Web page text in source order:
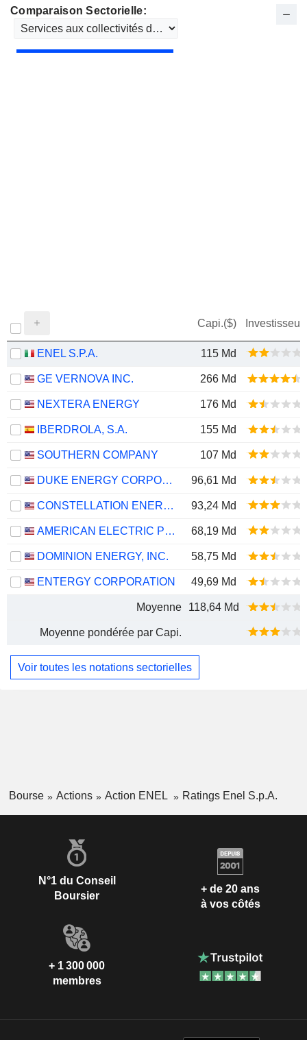
Comparaison Sectorielle:
Capi.($) Investisseur
ENEL S.P.A. 115 Md
GE VERNOVA INC. 266 Md
NEXTERA ENERGY 176 Md
IBERDROLA, S.A. 155 Md
SOUTHERN COMPANY 107 Md
DUKE ENERGY CORPORATION 96,61 Md
CONSTELLATION ENERGY CORPORATION 93,24 Md
AMERICAN ELECTRIC POWER COMPANY, INC. 68,19 Md
DOMINION ENERGY, INC. 58,75 Md
ENTERGY CORPORATION 49,69 Md
Moyenne 118,64 Md
Moyenne pondérée par Capi.
Voir toutes les notations sectorielles
Bourse Actions Action ENEL Ratings Enel S.p.A.
N°1 du Conseil
Boursier
+ de 20 ans
à vos côtés
+ 1 300 000
membres